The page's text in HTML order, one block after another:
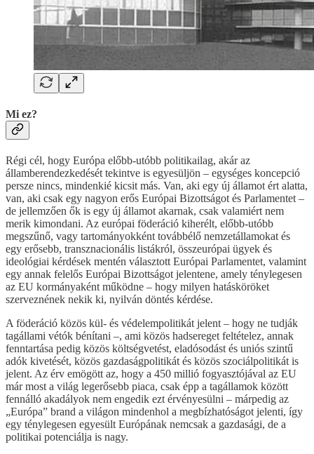
Mi ez?
Régi cél, hogy Európa előbb-utóbb politikailag, akár az
államberendezkedését tekintve is egyesüljön – egységes koncepció
persze nincs, mindenkié kicsit más. Van, aki egy új államot ért alatta,
van, aki csak egy nagyon erős Európai Bizottságot és Parlamentet –
de jellemzően ők is egy új államot akarnak, csak valamiért nem
merik kimondani. Az európai föderáció kiherélt, előbb-utóbb
megszűnő, vagy tartományokként továbbélő nemzetállamokat és
egy erősebb, transznacionális listákról, összeurópai ügyek és
ideológiai kérdések mentén választott Európai Parlamentet, valamint
egy annak felelős Európai Bizottságot jelentene, amely ténylegesen
az EU kormányaként működne – hogy milyen hatásköröket
szerveznének nekik ki, nyilván döntés kérdése.
A föderáció közös kül- és védelempolitikát jelent – hogy ne tudják
tagállami vétók bénítani –, ami közös hadsereget feltételez, annak
fenntartása pedig közös költségvetést, eladósodást és uniós szintű
adók kivetését, közös gazdaságpolitikát és közös szociálpolitikát is
jelent. Az érv emögött az, hogy a 450 millió fogyasztójával az EU
már most a világ legerősebb piaca, csak épp a tagállamok között
fennálló akadályok nem engedik ezt érvényesülni – márpedig az
„Európa” brand a világon mindenhol a megbízhatóságot jelenti, így
egy ténylegesen egyesült Európának nemcsak a gazdasági, de a
politikai potenciálja is nagy.